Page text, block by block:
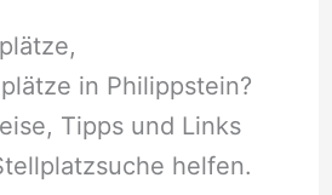
in Philippstein?
Tipps und Links
helfen.